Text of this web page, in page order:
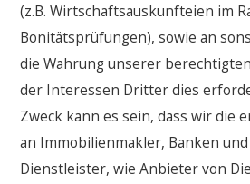
(z.B. Wirtschaftsauskunfteien im
Bonitätsprüfungen), sowie an
die Wahrung unserer
der Interessen Dritter dies
Zweck kann es sein, dass wir die
an Immobilienmakler, Banken
Dienstleister, wie Anbieter von